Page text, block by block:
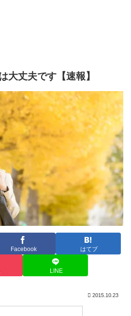
大丈夫です【速報】
Facebook はてブ
LINE
2015.10.23